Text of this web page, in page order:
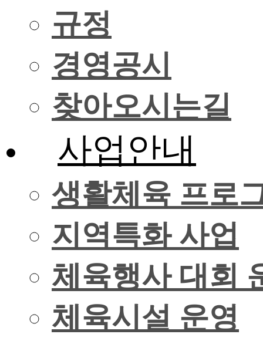
규정
경영공시
찾아오시는길
사업안내
생활체육 프로
지역특화 사업
체육행사 대회
체육시설 운영